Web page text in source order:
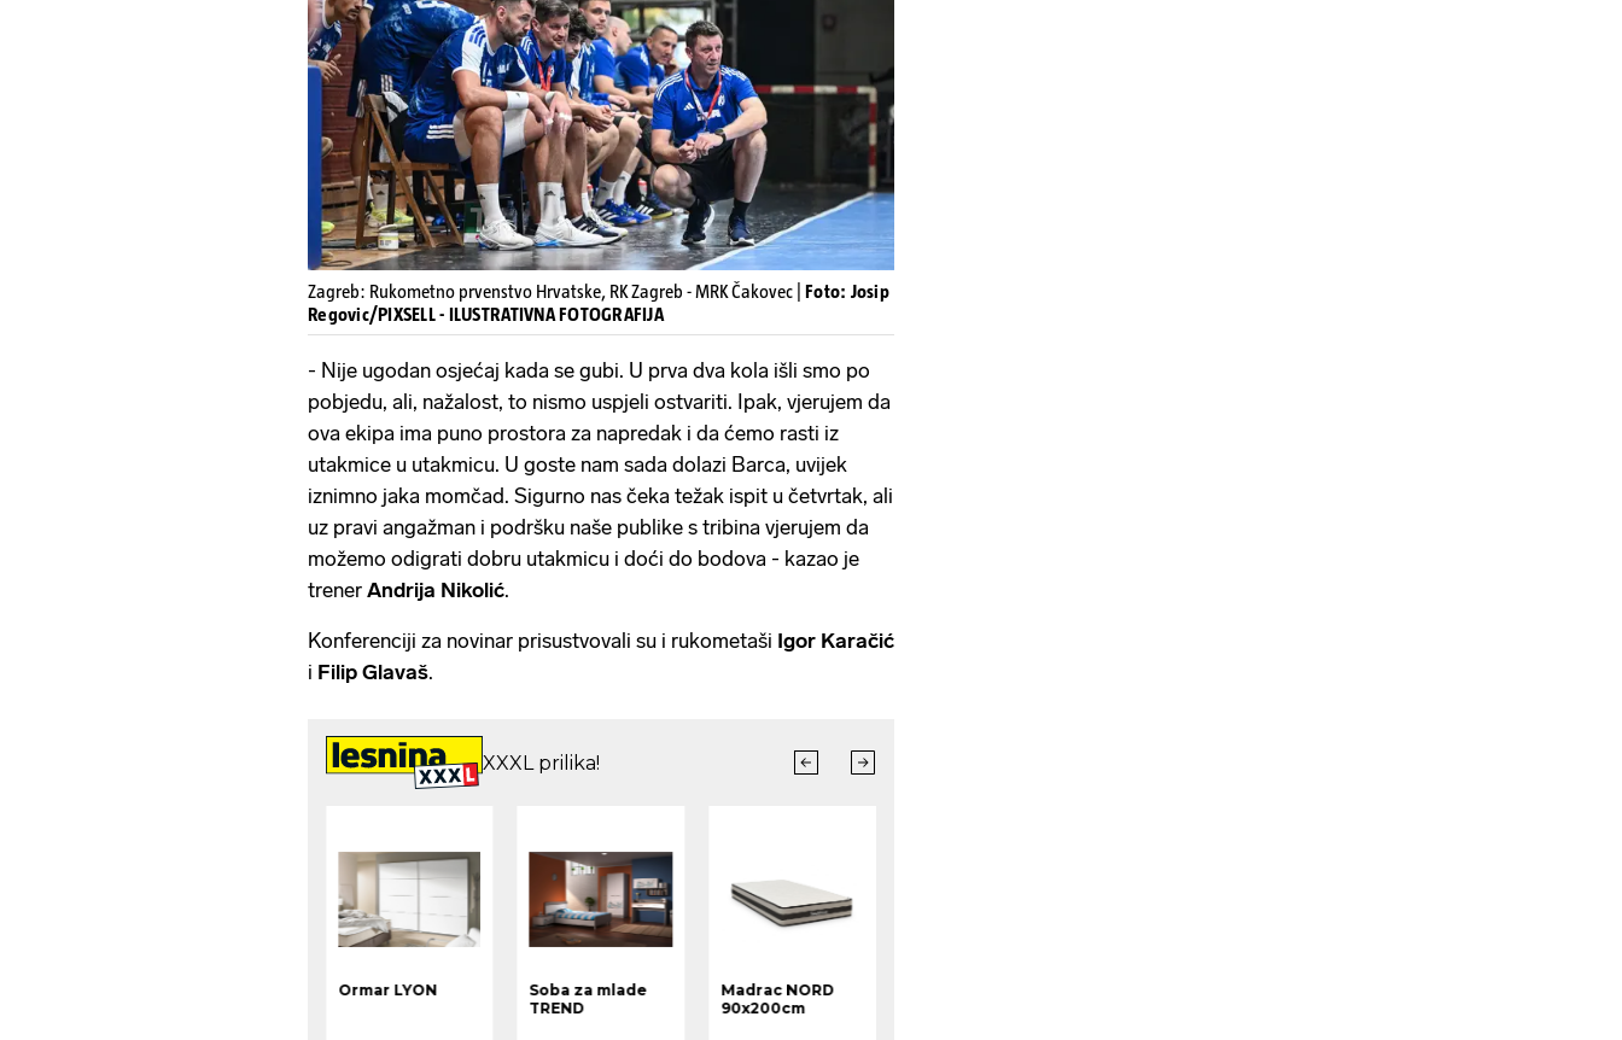
Zagreb: Rukometno prvenstvo Hrvatske, RK Zagreb - MRK Čakovec | Foto: Josip
Regovic/PIXSELL - ILUSTRATIVNA FOTOGRAFIJA
- Nije ugodan osjećaj kada se gubi. U prva dva kola išli smo po
pobjedu, ali, nažalost, to nismo uspjeli ostvariti. Ipak, vjerujem da
ova ekipa ima puno prostora za napredak i da ćemo rasti iz
utakmice u utakmicu. U goste nam sada dolazi Barca, uvijek
iznimno jaka momčad. Sigurno nas čeka težak ispit u četvrtak, ali
uz pravi angažman i podršku naše publike s tribina vjerujem da
možemo odigrati dobru utakmicu i doći do bodova - kazao je
trener Andrija Nikolić.
Konferenciji za novinar prisustvovali su i rukometaši Igor Karačić
i Filip Glavaš.